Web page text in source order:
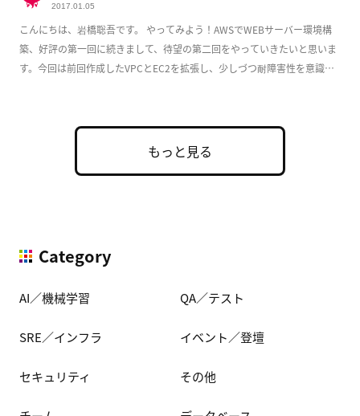
こんにちは、岩橋聡吾です。 やってみよう！AWSでWEBサーバー環境構
築、好評の第一回に続きまして、待望の第二回をやっていきたいと思いま
す。今回は前回作成したVPCとEC2を拡張し、少しづつ耐障害性を意識し
2017.01.05
もっと見る
Category
AI／機械学習 QA／テスト
SRE／インフラ イベント／登壇
セキュリティ その他